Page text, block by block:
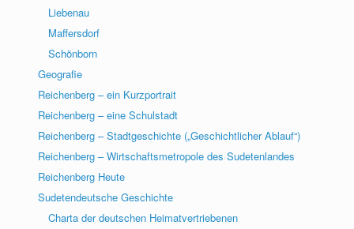
Liebenau
Maffersdorf
Schönborn
Geografie
Reichenberg – ein Kurzportrait
Reichenberg – eine Schulstadt
Reichenberg – Stadtgeschichte („Geschichtlicher Ablauf“)
Reichenberg – Wirtschaftsmetropole des Sudetenlandes
Reichenberg Heute
Sudetendeutsche Geschichte
Charta der deutschen Heimatvertriebenen